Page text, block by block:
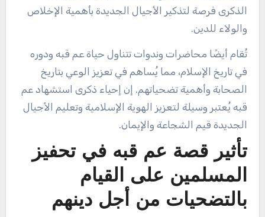
الذكرى فرصة لتذكير الأجيال الجديدة بأهمية الإخلاص
والولاء للدين.
تُقام أيضًا محاضرات وندوات تتناول حياة عم قبه ودوره
في تاريخ الإسلام، مما يُساهم في تعزيز الوعي بتاريخ
الصحابة وأهمية تضحياتهم. إن إحياء ذكرى استشهاد عم
قبه يُعتبر وسيلة لتعزيز الهوية الإسلامية وتعليم الأجيال
الجديدة قيم الشجاعة والإيمان.
تأثير قصة عم قبه في تحفيز
المسلمين على القيام
بالتضحيات من أجل دينهم